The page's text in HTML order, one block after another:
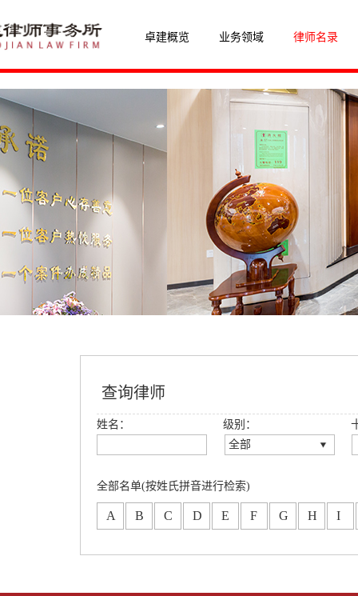
卓建概览 业务领域 律师名录
查询律师
姓名：
级别：
全部
创始合伙人
高级合伙人
全部名单(按姓氏拼音进行检索)
A B C D E F G H I